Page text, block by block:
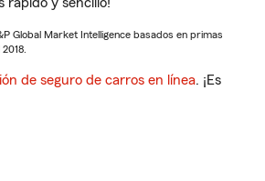
Global Market Intelligence basados en primas
de seguro de carros en línea. ¡Es